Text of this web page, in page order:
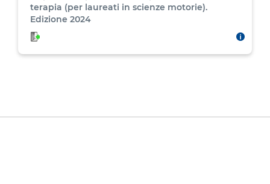
terapia (per laureati in scienze motorie).
Edizione 2024